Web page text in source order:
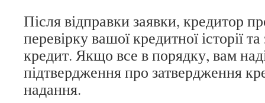
Після відправки заявки, кредитор
перевірку вашої кредитної історії
кредит. Якщо все в порядку, вам
підтвердження про затвердження
надання.